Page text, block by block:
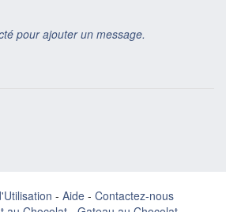
pour ajouter un message.
- Aide - Contactez-nous